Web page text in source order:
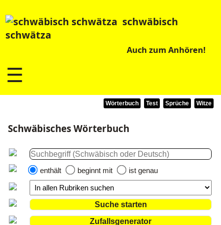
schwäbisch
schwätza
Auch zum Anhören!
☰
Wörterbuch Test Sprüche Witze
Schwäbisches Wörterbuch
enthält beginnt mit ist genau